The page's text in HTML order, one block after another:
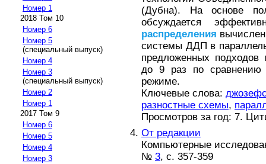
Номер 1
2018 Том 10
Номер 6
Номер 5
(специальный выпуск)
Номер 4
Номер 3
(специальный выпуск)
Номер 2
Номер 1
2017 Том 9
Номер 6
Номер 5
Номер 4
Номер 3
(Дубна). На основе
обсуждается
распределения
системы ДДП в
предложенных подходов
до 9 раз по сравнению
режиме.
Ключевые слова:
разностные схемы,
Просмотров за год: 7.
От редакции
Компьютерные
№ 3, с. 357-359